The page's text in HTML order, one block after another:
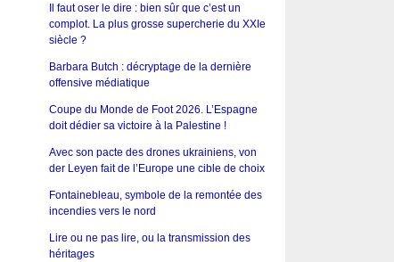
Il faut oser le dire : bien sûr que c’est un
complot. La plus grosse supercherie du XXIe
siècle ?
Barbara Butch : décryptage de la dernière
offensive médiatique
Coupe du Monde de Foot 2026. L’Espagne
doit dédier sa victoire à la Palestine !
Avec son pacte des drones ukrainiens, von
der Leyen fait de l’Europe une cible de choix
Fontainebleau, symbole de la remontée des
incendies vers le nord
Lire ou ne pas lire, ou la transmission des
héritages